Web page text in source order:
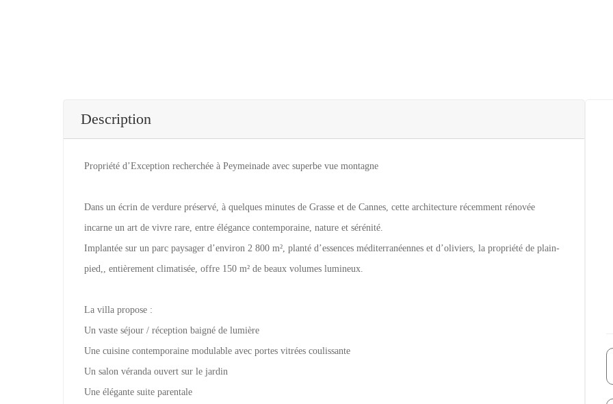
Description
Propriété d’Exception recherchée à Peymeinade avec superbe vue montagne
Dans un écrin de verdure préservé, à quelques minutes de Grasse et de Cannes, cette architecture récemment rénovée
incarne un art de vivre rare, entre élégance contemporaine, nature et sérénité.
Implantée sur un parc paysager d’environ 2 800 m², planté d’essences méditerranéennes et d’oliviers, la propriété de plain-
pied,, entièrement climatisée, offre 150 m² de beaux volumes lumineux.
La villa propose :
Un vaste séjour / réception baigné de lumière
Une cuisine contemporaine modulable avec portes vitrées coulissante
Un salon véranda ouvert sur le jardin
Une élégante suite parentale